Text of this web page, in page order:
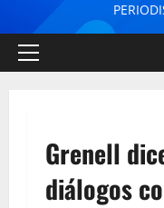
Grenell
diálogos